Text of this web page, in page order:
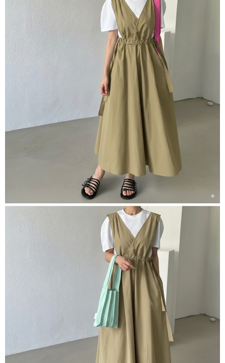
１．透過由恩沛科技股份有限公司提供之「AFTEE先享後付」服務完成之交
易，需依本服務之必要範圍內提供個人資料，並將交易相關給付款項請求債
權轉讓予恩沛科技股份有限公司。
２．關於個人資料處理事宜，請瀏覽以下網址：
https://aftee.tw/terms/#terms3
３．未成年的使用者請事先徵得法定代理人或監護人之同意方可使用
「AFTEE先享後付」，若未經同意申辦者引起之損失，本公司不負相關責
任。
４．使用「AFTEE先享後付」時，將依據個別帳號之用戶狀況，依本公司即
時審查核予不同之上限額度；若仍有額度不足之情形，本公司將視審查結果
請求用戶進行身份認證。
５．嚴禁一人註冊多個帳號或使用他人資訊註冊。若發現惡意使用之情形，
恩沛科技股份有限公司將有權停止該用戶之使用額度並採取法律行動。
每筆NT$70，滿NT$499(含以上)免運費